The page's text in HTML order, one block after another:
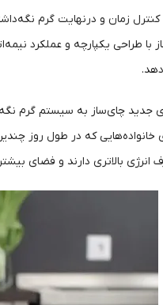
زمان و درنهایت گرم
با طراحی یکپارچه و عملکرد
جدید چای‌ساز به سیستم گرم
که در طول روز
انرژی بالاتری دارند و فضای